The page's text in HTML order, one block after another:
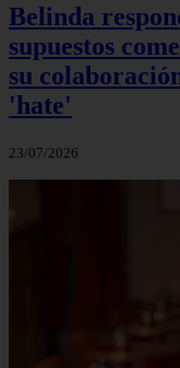
Belinda
supuestos
su
'hate'
23/07/2026